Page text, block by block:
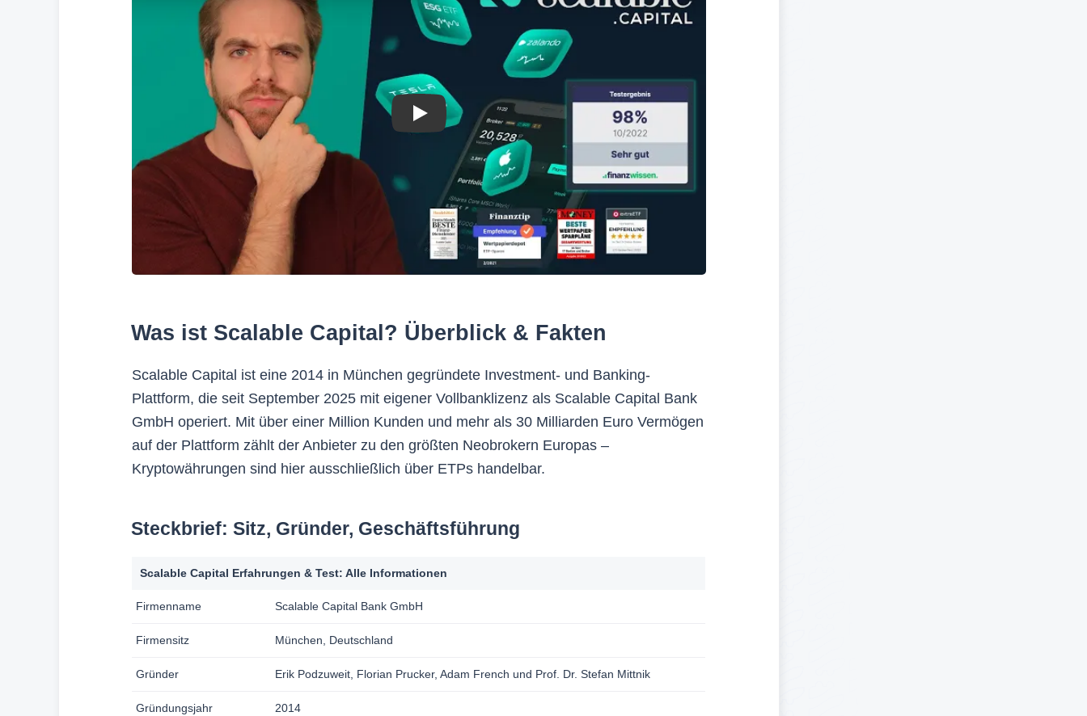
Play
Was ist Scalable Capital? Überblick & Fakten
Scalable Capital ist eine 2014 in München gegründete Investment- und Banking-
Plattform, die seit September 2025 mit eigener Vollbanklizenz als Scalable Capital Bank
GmbH operiert. Mit über einer Million Kunden und mehr als 30 Milliarden Euro Vermögen
auf der Plattform zählt der Anbieter zu den größten Neobrokern Europas –
Kryptowährungen sind hier ausschließlich über ETPs handelbar.
Steckbrief: Sitz, Gründer, Geschäftsführung
Scalable Capital Erfahrungen & Test: Alle Informationen
Firmenname Scalable Capital Bank GmbH
Firmensitz München, Deutschland
Gründer Erik Podzuweit, Florian Prucker, Adam French und Prof. Dr. Stefan Mittnik
Gründungsjahr 2014